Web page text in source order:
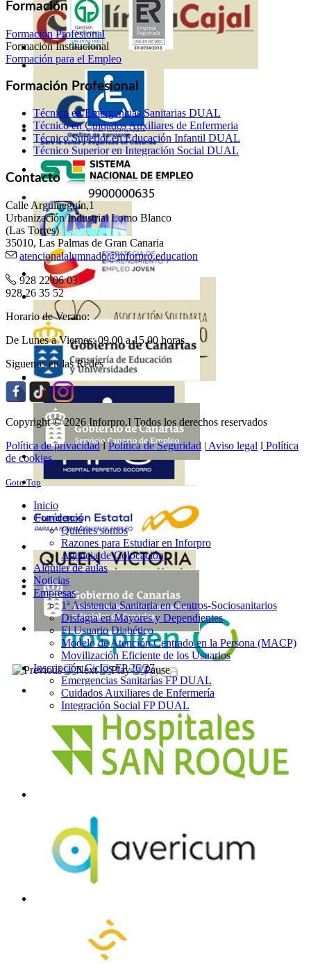
Formación
Formación Profesional
Formación Institucional
Formación para el Empleo
Formación Profesional
Técnico en Emergencias Sanitarias DUAL
Técnico en Cuidados Auxiliares de Enfermeria
Técnico Superior en Educación Infantil DUAL
Técnico Superior en Integración Social DUAL
Contacto
Calle Arguineguín,1
Urbanización Industrial Lomo Blanco
(Las Torres)
35010, Las Palmas de Gran Canaria
atencionalalumnado@inforpro.education
928 22 06 03
928 26 35 52
Horario de Verano:
De Lunes a Viernes: 09.00 a 15.00 horas
Siguenos en las Redes
Copyright © 2026 Inforpro.I Todos los derechos reservados
Política de privacidadlPolítica de Seguridad | Aviso legal l Política
de cookies
Goto Top
Inicio
Conócenos
Quiénes somos
Razones para Estudiar en Inforpro
Agencia de Colocación
Alquiler de aulas
Noticias
Empresas
1ª Asistencia Sanitaria en Centros-Sociosanitarios
Disfagia en Mayores y Dependientes
El Usuario Diabético
Modelo de Atención Centrado en la Persona (MACP)
Movilización Eficiente de los Usuarios
Inscripción Ciclos FP 26/27
Emergencias Sanitarias FP DUAL
Cuidados Auxiliares de Enfermería
Integración Social FP DUAL